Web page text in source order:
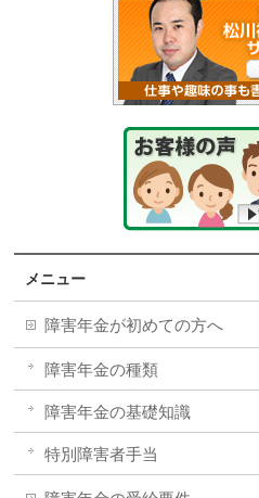
メニュー
障害年金が初めての方へ
障害年金の種類
障害年金の基礎知識
特別障害者手当